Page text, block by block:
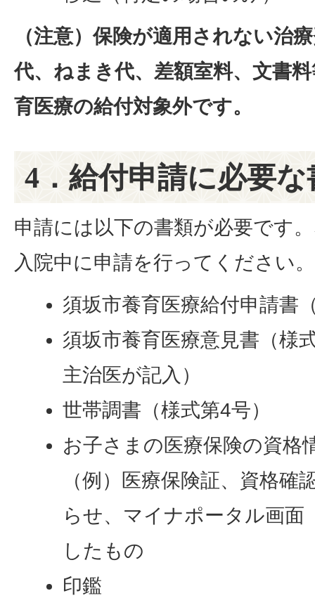
（注意）保険が適用されない治
代、ねまき代、差額室料、文書
育医療の給付対象外です。
4．給付申請に必要な
申請には以下の書類が必要です
入院中に申請を行ってください。
須坂市養育医療給付申請書
須坂市養育医療意見書（様
主治医が記入）
世帯調書（様式第4号）
お子さまの医療保険の資格
（例）医療保険証、資格確
らせ、マイナポータル画面
したもの
印鑑